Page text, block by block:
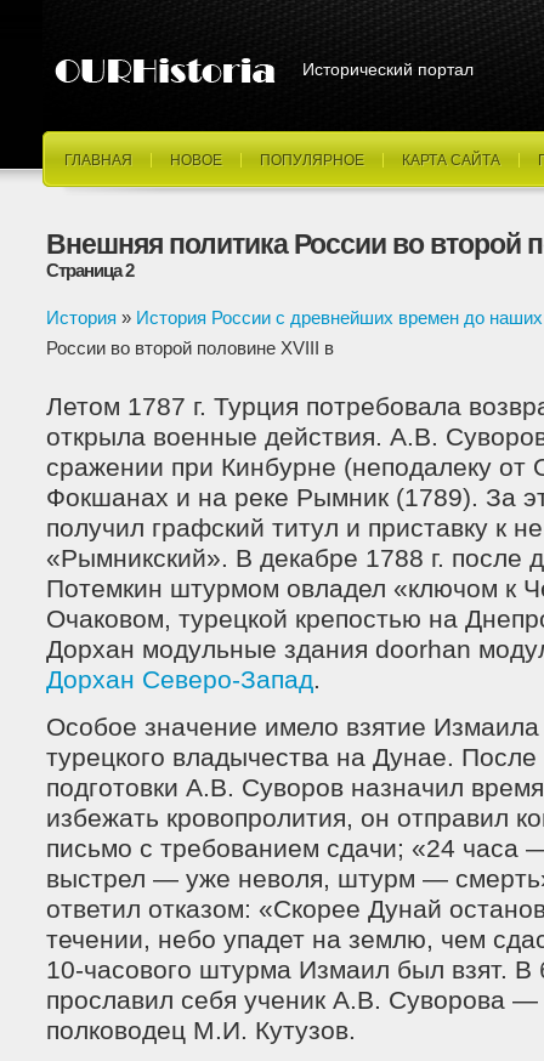
Исторический портал
ГЛАВНАЯ НОВОЕ ПОПУЛЯРНОЕ КАРТА САЙТА
Внешняя политика России во второй
Страница 2
История » История России с древнейших времен до
России во второй половине XVIII в
Летом 1787 г. Турция потребовала
открыла военные действия. А.В.
сражении при Кинбурне (неподалеку от
Фокшанах и на реке Рымник (1789). За
получил графский титул и приставку к
«Рымникский». В декабре 1788 г. после
Потемкин штурмом овладел «ключом к
Очаковом, турецкой крепостью на
Дорхан модульные здания doorhan
Дорхан Северо-Запад.
Особое значение имело взятие
турецкого владычества на Дунае.
подготовки А.В. Суворов назначил
избежать кровопролития, он отправил
письмо с требованием сдачи; «24 часа
выстрел — уже неволя, штурм —
ответил отказом: «Скорее Дунай
течении, небо упадет на землю, чем
10-часового штурма Измаил был взят.
прославил себя ученик А.В. Суворова
полководец М.И. Кутузов.